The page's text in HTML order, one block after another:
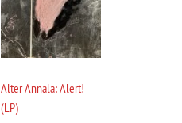
Alter Annala: Alert!
(LP)